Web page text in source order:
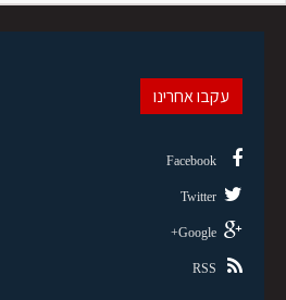
עקבו אחרינו
Facebook
Twitter
Google+
RSS